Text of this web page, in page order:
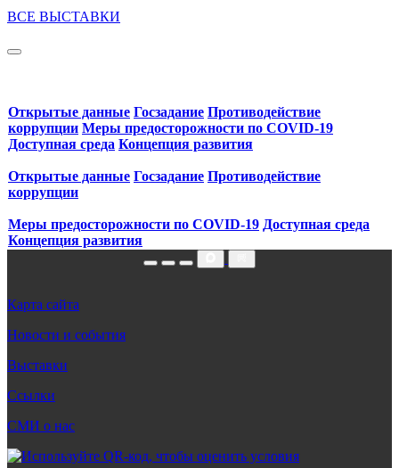
ВСЕ ВЫСТАВКИ
Открытые данные Госзадание Противодействие
коррупции Меры предосторожности по COVID‑19
Доступная среда Концепция развития
Открытые данные Госзадание Противодействие
коррупции
Меры предосторожности по COVID‑19 Доступная среда
Концепция развития
Карта сайта
Новости и события
Выставки
Ссылки
СМИ о нас